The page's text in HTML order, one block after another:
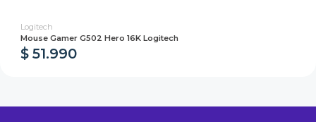
Logitech
Mouse Gamer G502 Hero 16K Logitech
$ 51.990